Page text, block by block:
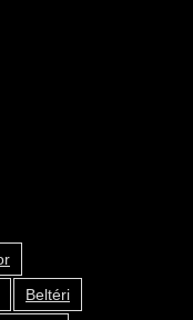
Beltéri